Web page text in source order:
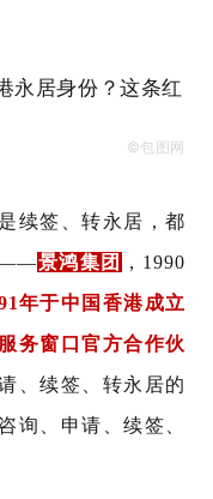
©包图网
续签、转永居，都
——景鸿集团
，1990
年于中国香港成立
务窗口官方合作伙
、续签、转永居的
询、申请、续签、